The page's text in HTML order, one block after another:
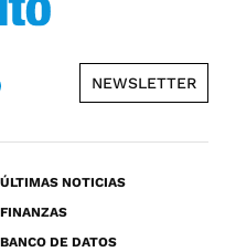
NEWSLETTER
ÚLTIMAS NOTICIAS
FINANZAS
BANCO DE DATOS